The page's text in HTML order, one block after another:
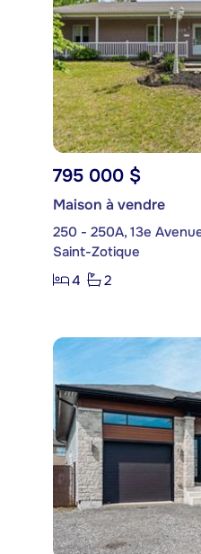
795 000 $
Maison à vendre
250 - 250A, 13e
Saint-Zotique
4
2